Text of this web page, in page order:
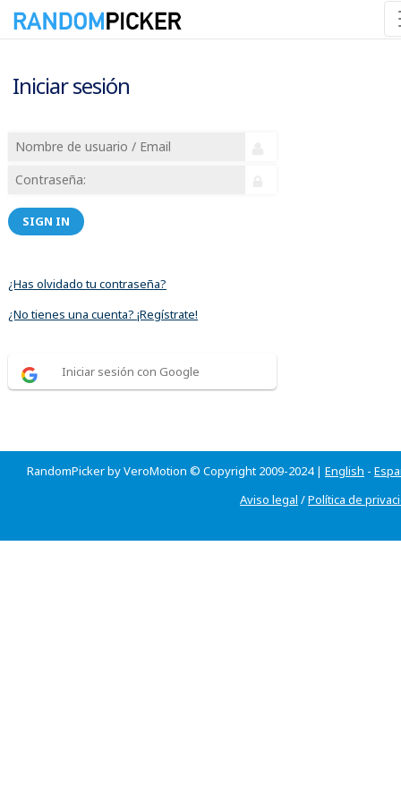
Iniciar sesión
SIGN IN
¿Has olvidado tu contraseña?
¿No tienes una cuenta? ¡Regístrate!
Iniciar sesión con Google
RandomPicker by VeroMotion © Copyright 2009-2024 | English -
Aviso legal /Política de